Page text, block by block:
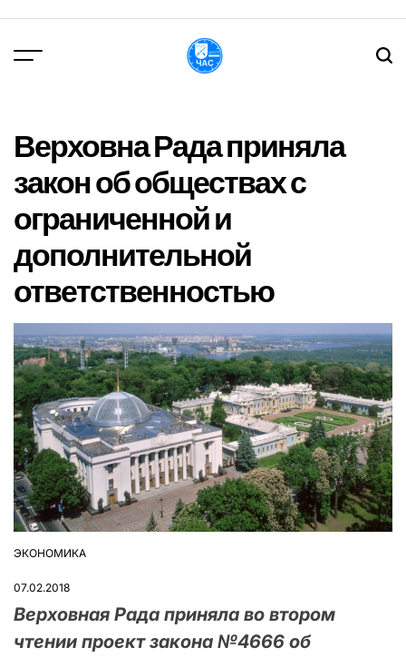
вмісту
Верховна Рада приняла
закон об обществах с
ограниченной и
дополнительной
ответственностью
ОПУБЛІКУВАТИ
ЭКОНОМИКА
07.02.2018
Верховная Рада приняла во втором
чтении проект закона №4666 об